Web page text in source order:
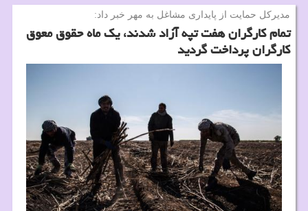
مدیركل حمایت از پایداری مشاغل به مهر خبر داد:
تمام كارگران هفت تپه آزاد شدند، یك ماه حقوق معوق
كارگران پرداخت گردید